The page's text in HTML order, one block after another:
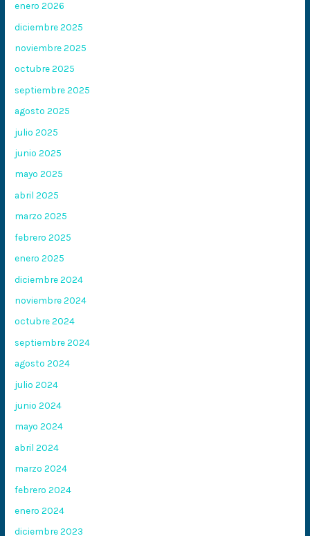
enero 2026
diciembre 2025
noviembre 2025
octubre 2025
septiembre 2025
agosto 2025
julio 2025
junio 2025
mayo 2025
abril 2025
marzo 2025
febrero 2025
enero 2025
diciembre 2024
noviembre 2024
octubre 2024
septiembre 2024
agosto 2024
julio 2024
junio 2024
mayo 2024
abril 2024
marzo 2024
febrero 2024
enero 2024
diciembre 2023